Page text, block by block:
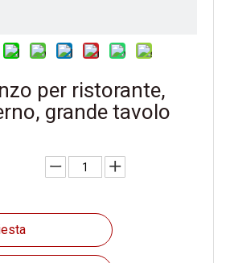
per ristorante,
grande tavolo